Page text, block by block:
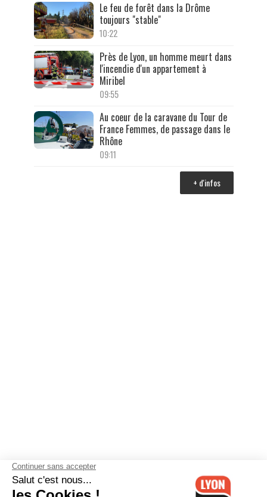
Le feu de forêt dans la Drôme
toujours "stable"
10:22
Près de Lyon, un homme meurt dans
l'incendie d'un appartement à
Miribel
09:55
Au coeur de la caravane du Tour de
France Femmes, de passage dans le
Rhône
09:11
+ d'infos